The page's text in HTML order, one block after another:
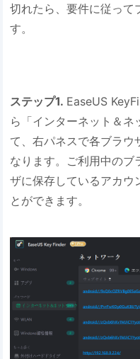
切れたら、要件に従って
す。
ステップ1. EaseUS
ら「インターネット＆ネ
て、右パネスで各ブラウ
なります。ご利用中のブ
ザに保存しているアカウ
とができます。